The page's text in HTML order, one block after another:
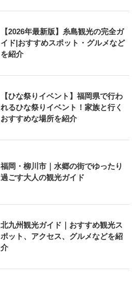
【2026年最新版】糸島観光の完全ガ
イド|おすすめスポット・グルメなど
を紹介
【ひな祭りイベント】福岡県で行わ
れるひな祭りイベント！家族と行く
おすすめな場所を紹介
福岡・柳川市｜水郷の街でゆったり
過ごす大人の観光ガイド
北九州観光ガイド｜おすすめ観光ス
ポット、アクセス、グルメなどを紹
介